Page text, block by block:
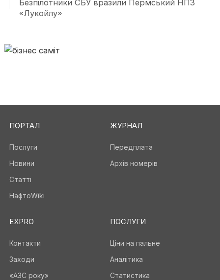
Безпілотники СБУ вразили Пермський НПЗ
«Лукойлу»
ПОРТАЛ
Послуги
Новини
Статті
НафтоWiki
ЖУРНАЛ
Передплата
Архів номерів
EXPRO
Контакти
Заходи
«АЗС року»
ПОСЛУГИ
Ціни на пальне
Аналітика
Статистика